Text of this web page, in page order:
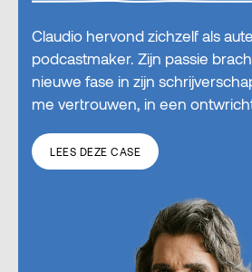
Claudio hervond zichzelf als
podcastmaker. Zijn passie
nieuwe fase in zijn
me vertrouwen, in een
LEES DEZE CASE